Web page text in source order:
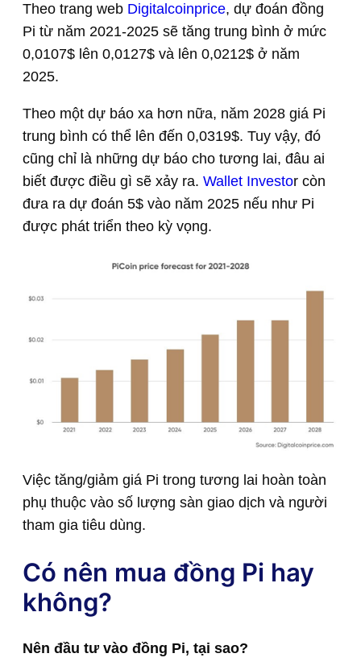
Theo trang web Digitalcoinprice, dự đoán đồng
Pi từ năm 2021-2025 sẽ tăng trung bình ở mức
0,0107$ lên 0,0127$ và lên 0,0212$ ở năm
2025.
Theo một dự báo xa hơn nữa, năm 2028 giá Pi
trung bình có thể lên đến 0,0319$. Tuy vậy, đó
cũng chỉ là những dự báo cho tương lai, đâu ai
biết được điều gì sẽ xảy ra. Wallet Investor còn
đưa ra dự đoán 5$ vào năm 2025 nếu như Pi
được phát triển theo kỳ vọng.
Việc tăng/giảm giá Pi trong tương lai hoàn toàn
phụ thuộc vào số lượng sàn giao dịch và người
tham gia tiêu dùng.
Có nên mua đồng Pi hay
không?
Nên đầu tư vào đồng Pi, tại sao?